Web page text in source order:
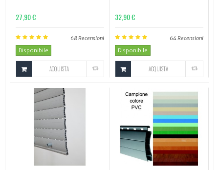
27,90 €
68Recensioni
Disponibile
ACQUISTA
32,90 €
64Recensioni
Disponibile
ACQUISTA